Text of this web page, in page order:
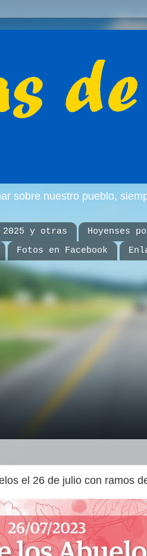
sobre nuestro pueblo,
y otras Hoyenses
Fotos en Facebook
el 26 de julio con ramos